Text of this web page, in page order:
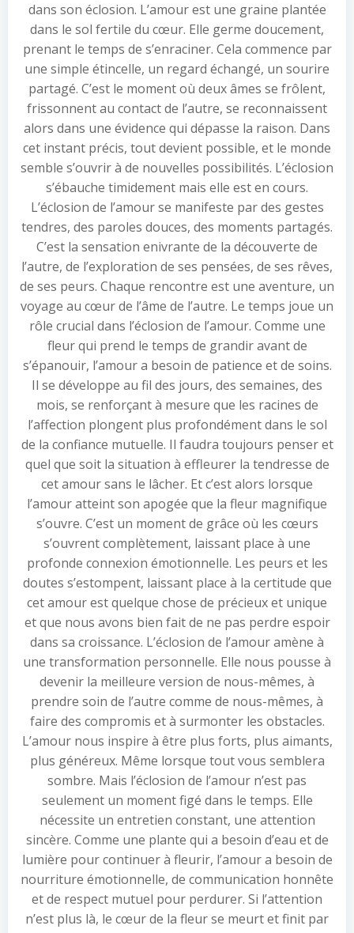
dans son éclosion. L’amour est une graine plantée
dans le sol fertile du cœur. Elle germe doucement,
prenant le temps de s’enraciner. Cela commence par
une simple étincelle, un regard échangé, un sourire
partagé. C’est le moment où deux âmes se frôlent,
frissonnent au contact de l’autre, se reconnaissent
alors dans une évidence qui dépasse la raison. Dans
cet instant précis, tout devient possible, et le monde
semble s’ouvrir à de nouvelles possibilités. L’éclosion
s’ébauche timidement mais elle est en cours.
L’éclosion de l’amour se manifeste par des gestes
tendres, des paroles douces, des moments partagés.
C’est la sensation enivrante de la découverte de
l’autre, de l’exploration de ses pensées, de ses rêves,
de ses peurs. Chaque rencontre est une aventure, un
voyage au cœur de l’âme de l’autre. Le temps joue un
rôle crucial dans l’éclosion de l’amour. Comme une
fleur qui prend le temps de grandir avant de
s’épanouir, l’amour a besoin de patience et de soins.
Il se développe au fil des jours, des semaines, des
mois, se renforçant à mesure que les racines de
l’affection plongent plus profondément dans le sol
de la confiance mutuelle. Il faudra toujours penser et
quel que soit la situation à effleurer la tendresse de
cet amour sans le lâcher. Et c’est alors lorsque
l’amour atteint son apogée que la fleur magnifique
s’ouvre. C’est un moment de grâce où les cœurs
s’ouvrent complètement, laissant place à une
profonde connexion émotionnelle. Les peurs et les
doutes s’estompent, laissant place à la certitude que
cet amour est quelque chose de précieux et unique
et que nous avons bien fait de ne pas perdre espoir
dans sa croissance. L’éclosion de l’amour amène à
une transformation personnelle. Elle nous pousse à
devenir la meilleure version de nous-mêmes, à
prendre soin de l’autre comme de nous-mêmes, à
faire des compromis et à surmonter les obstacles.
L’amour nous inspire à être plus forts, plus aimants,
plus généreux. Même lorsque tout vous semblera
sombre. Mais l’éclosion de l’amour n’est pas
seulement un moment figé dans le temps. Elle
nécessite un entretien constant, une attention
sincère. Comme une plante qui a besoin d’eau et de
lumière pour continuer à fleurir, l’amour a besoin de
nourriture émotionnelle, de communication honnête
et de respect mutuel pour perdurer. Si l’attention
n’est plus là, le cœur de la fleur se meurt et finit par